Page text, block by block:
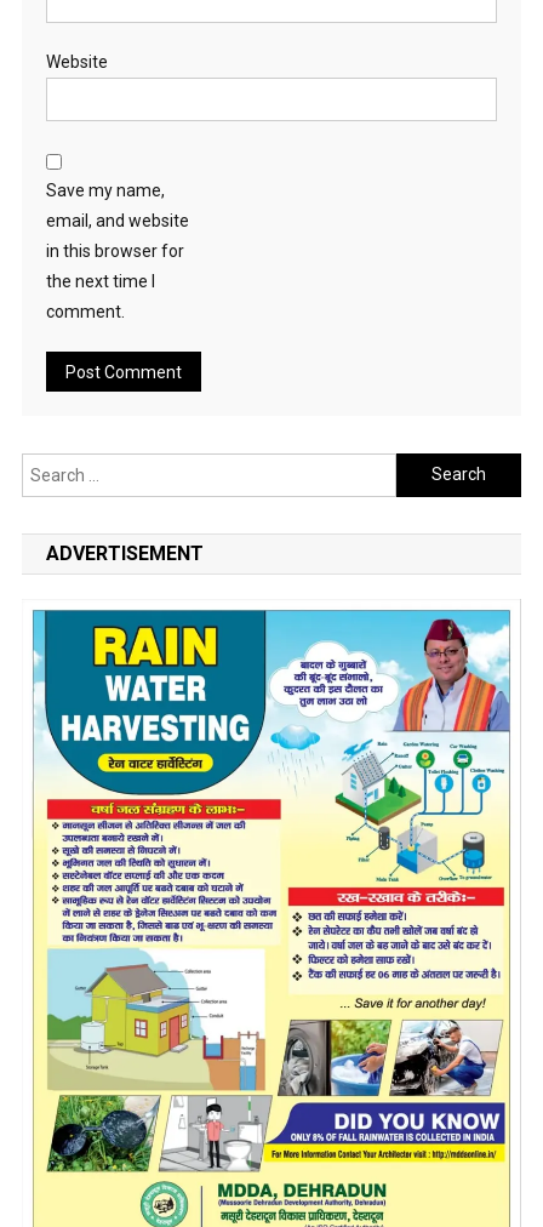
Website
Save my name,
email, and website
in this browser for
the next time I
comment.
Search
for:
ADVERTISEMENT